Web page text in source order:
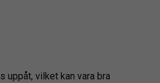
uppåt, vilket kan vara bra